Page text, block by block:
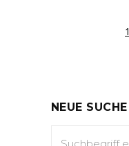
1
NEUE SUCHE